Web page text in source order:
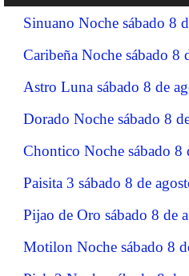
Sinuano Noche sábado 8
Caribeña Noche sábado 8
Astro Luna sábado 8 de
Dorado Noche sábado 8
Chontico Noche sábado 8
Paisita 3 sábado 8 de
Pijao de Oro sábado 8 de
Motilon Noche sábado 8